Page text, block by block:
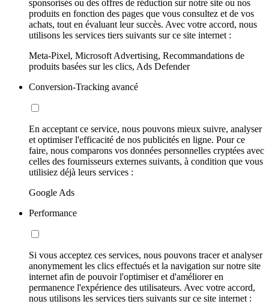
sponsorisés ou des offres de réduction sur notre site ou nos
produits en fonction des pages que vous consultez et de vos
achats, tout en évaluant leur succès. Avec votre accord, nous
utilisons les services tiers suivants sur ce site internet :
Meta-Pixel, Microsoft Advertising, Recommandations de
produits basées sur les clics, Ads Defender
Conversion-Tracking avancé
En acceptant ce service, nous pouvons mieux suivre, analyser
et optimiser l'efficacité de nos publicités en ligne. Pour ce
faire, nous comparons vos données personnelles cryptées avec
celles des fournisseurs externes suivants, à condition que vous
utilisiez déjà leurs services :
Google Ads
Performance
Si vous acceptez ces services, nous pouvons tracer et analyser
anonymement les clics effectués et la navigation sur notre site
internet afin de pouvoir l'optimiser et d'améliorer en
permanence l'expérience des utilisateurs. Avec votre accord,
nous utilisons les services tiers suivants sur ce site internet :